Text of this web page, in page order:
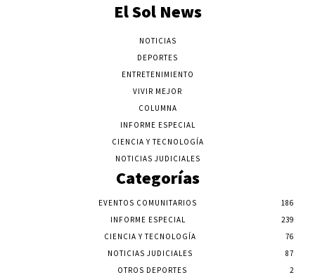
El Sol News
NOTICIAS
DEPORTES
ENTRETENIMIENTO
VIVIR MEJOR
COLUMNA
INFORME ESPECIAL
CIENCIA Y TECNOLOGÍA
NOTICIAS JUDICIALES
Categorías
EVENTOS COMUNITARIOS
186
INFORME ESPECIAL
239
CIENCIA Y TECNOLOGÍA
76
NOTICIAS JUDICIALES
87
OTROS DEPORTES
2